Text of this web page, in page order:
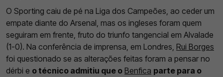
O Sporting caiu de pé na Liga dos Campeões, ao ceder um
empate diante do Arsenal, mas os ingleses foram quem
seguiram em frente, fruto do triunfo tangencial em Alvalade
(1-0). Na conferência de imprensa, em Londres, Rui Borges
foi questionado se as alterações feitas foram a pensar no
dérbi e o técnico admitiu que o Benfica parte para o